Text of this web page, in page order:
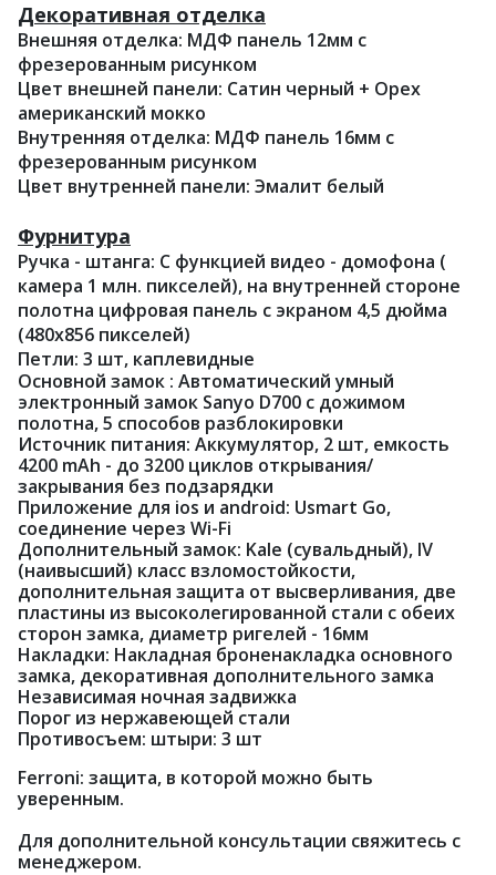
Декоративная отделка
Внешняя отделка: МДФ панель 12мм с
фрезерованным рисунком
Цвет внешней панели: Сатин черный + Орех
американский мокко
Внутренняя отделка: МДФ панель 16мм с
фрезерованным рисунком
Цвет внутренней панели: Эмалит белый
Фурнитура
Ручка - штанга: С функцией видео - домофона (
камера 1 млн. пикселей), на внутренней стороне
полотна цифровая панель с экраном 4,5 дюйма
(480х856 пикселей)
Петли: 3 шт, каплевидные
Основной замок : Автоматический умный
электронный замок Sanyo D700 с дожимом
полотна, 5 способов разблокировки
Источник питания: Аккумулятор, 2 шт, емкость
4200 mAh - до 3200 циклов открывания/
закрывания без подзарядки
Приложение для ios и android: Usmart Go,
соединение через Wi-Fi
Дополнительный замок: Kale (сувальдный), IV
(наивысший) класс взломостойкости,
дополнительная защита от высверливания, две
пластины из высоколегированной стали с обеих
сторон замка, диаметр ригелей - 16мм
Накладки: Накладная броненакладка основного
замка, декоративная дополнительного замка
Независимая ночная задвижка
Порог из нержавеющей стали
Противосъем: штыри: 3 шт
Ferroni: защита, в которой можно быть
уверенным.
Для дополнительной консультации свяжитесь с
менеджером.